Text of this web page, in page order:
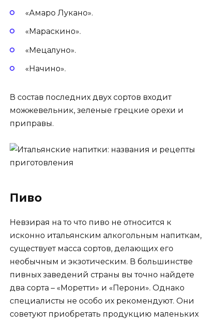
«Амаро Лукано».
«Мараскино».
«Мецалуно».
«Начино».
В состав последних двух сортов входит
можжевельник, зеленые грецкие орехи и
приправы.
Пиво
Невзирая на то что пиво не относится к
исконно итальянским алкогольным напиткам,
существует масса сортов, делающих его
необычным и экзотическим. В большинстве
пивных заведений страны вы точно найдете
два сорта – «Моретти» и «Перони». Однако
специалисты не особо их рекомендуют. Они
советуют приобретать продукцию маленьких